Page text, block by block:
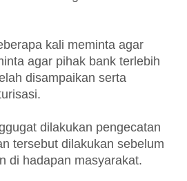
kali meminta agar
agar pihak bank terlebih
disampaikan serta
dilakukan pengecatan
tersebut dilakukan sebelum
di hadapan masyarakat.